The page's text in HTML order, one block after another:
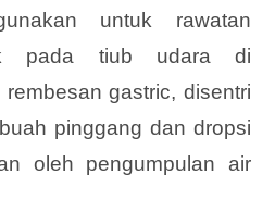
untuk rawatan
pada tiub udara di
gastric, disentri
pinggang dan dropsi
oleh pengumpulan air